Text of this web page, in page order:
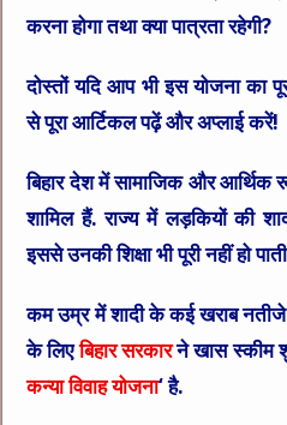
करना होगा तथा क्या पात्रता रहेगी?
दोस्तों यदि आप भी इस योजना का
से पूरा आर्टिकल पढ़ें और अप्लाई करें!
बिहार देश में सामाजिक और आर्थिक
शामिल हैं. राज्य में लड़कियों की
इससे उनकी शिक्षा भी पूरी नहीं हो
कम उम्र में शादी के कई खराब
के लिएबिहार सरकारने खास स्कीम
कन्या विवाह योजना‘ है.